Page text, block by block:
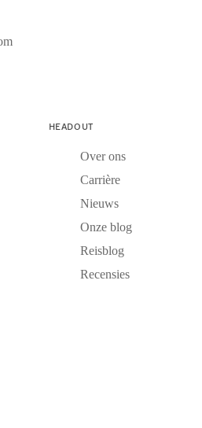
HEADOUT
Over ons
Carrière
Nieuws
Onze blog
Reisblog
Recensies